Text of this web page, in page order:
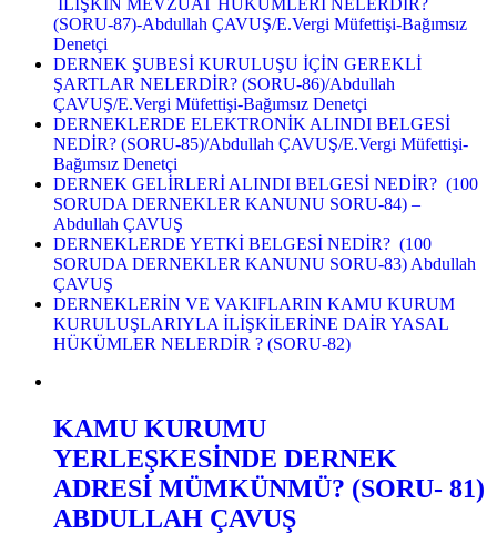
(SORU-87)-Abdullah ÇAVUŞ/E.Vergi Müfettişi-Bağımsız
Denetçi
DERNEK ŞUBESİ KURULUŞU İÇİN GEREKLİ
ŞARTLAR NELERDİR? (SORU-86)/Abdullah
ÇAVUŞ/E.Vergi Müfettişi-Bağımsız Denetçi
DERNEKLERDE ELEKTRONİK ALINDI BELGESİ
NEDİR? (SORU-85)/Abdullah ÇAVUŞ/E.Vergi Müfettişi-
Bağımsız Denetçi
DERNEK GELİRLERİ ALINDI BELGESİ NEDİR? (100
SORUDA DERNEKLER KANUNU SORU-84) –
Abdullah ÇAVUŞ
DERNEKLERDE YETKİ BELGESİ NEDİR? (100
SORUDA DERNEKLER KANUNU SORU-83) Abdullah
ÇAVUŞ
DERNEKLERİN VE VAKIFLARIN KAMU KURUM
KURULUŞLARIYLA İLİŞKİLERİNE DAİR YASAL
HÜKÜMLER NELERDİR ? (SORU-82)
KAMU KURUMU
YERLEŞKESİNDE DERNEK
ADRESİ MÜMKÜNMÜ? (SORU- 81)
ABDULLAH ÇAVUŞ